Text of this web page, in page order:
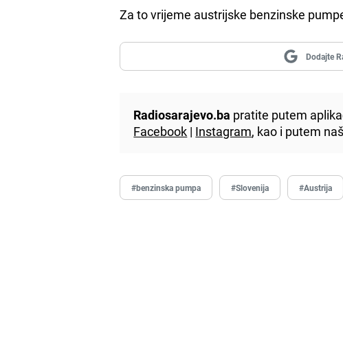
Za to vrijeme austrijske benzinske
Dodajte
Radiosarajevo.ba pratite putem
Facebook | Instagram, kao i putem
#benzinska pumpa #Slovenija #Austrija